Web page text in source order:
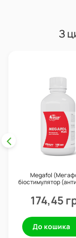
З
Megafol
біостимулятор
174,45
До кошика